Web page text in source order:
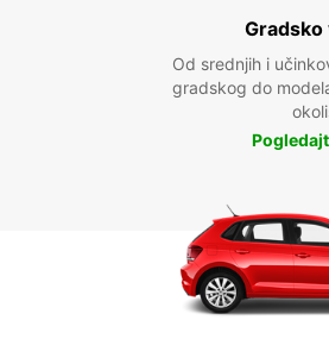
Gradsko
Od srednjih i
gradskog do